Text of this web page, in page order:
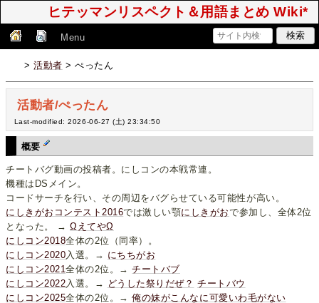
ヒテッマンリスペクト＆用語まとめ Wiki*
Menu
>活動者 > ぺったん
活動者/ぺったん
Last-modified: 2026-06-27 (土) 23:34:50
概要
チートバグ動画の投稿者。にしコンの本戦常連。
機種はDSメイン。
コードサーチを行い、その周辺をバグらせている可能性が高い。
にしきがおコンテスト2016では激しい顎にしきがおで参加し、全体2位
となった。 →ΩえてやΩ
にしコン2018全体の2位（同率）。
にしコン2020入選。→ にちちがお
にしコン2021全体の2位。→チートバブ
にしコン2022入選。→ どうした祭りだぜ？ チートバウ
にしコン2025全体の2位。→俺の妹がこんなに可愛いわ毛がない